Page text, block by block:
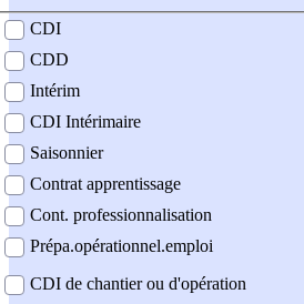
contrat
CDI
CDD
Intérim
CDI Intérimaire
Saisonnier
Contrat apprentissage
Cont. professionnalisation
Prépa.opérationnel.emploi
CDI de chantier ou d'opération